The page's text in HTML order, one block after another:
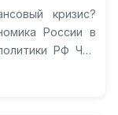
кризис?
России в
РФ Что